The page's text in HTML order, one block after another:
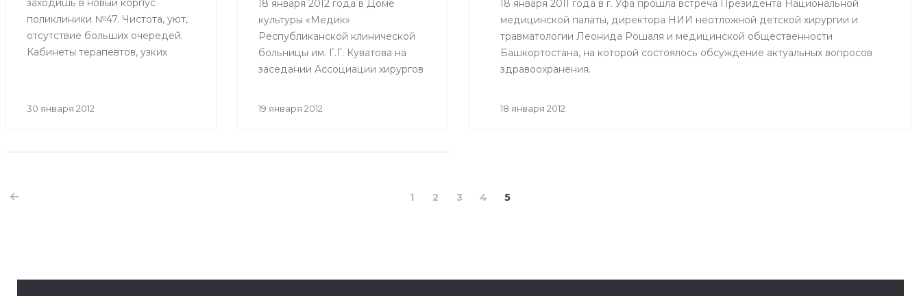
заходишь в новый корпус
поликлиники №47. Чистота, уют,
отсутствие больших очередей.
Кабинеты терапевтов, узких
30 января 2012
18 января 2012 года в Доме
культуры «Медик»
Республиканской клинической
больницы им. Г.Г. Куватова на
заседании Ассоциации хирургов
19 января 2012
18 января 2011 года в г. Уфа прошла встреча Президента Национальной
медицинской палаты, директора НИИ неотложной детской хирургии и
травматологии Леонида Рошаля и медицинской общественности
Башкортостана, на которой состоялось обсуждение актуальных вопросов
здравоохранения.
18 января 2012
1 2 3 4 5